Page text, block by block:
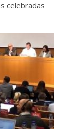
celebradas